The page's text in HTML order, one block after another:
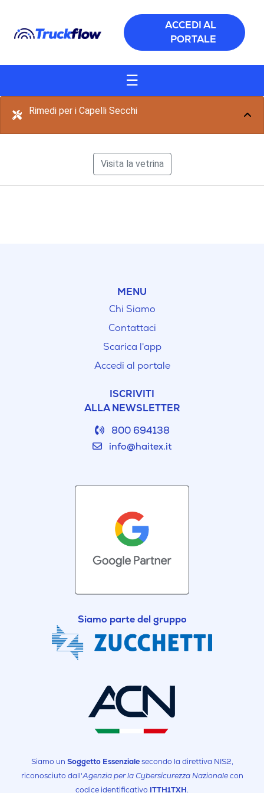
ACCEDI AL
PORTALE
☰
Rimedi per i Capelli Secchi
Visita la vetrina
MENU
Chi Siamo
Contattaci
Scarica l'app
Accedi al portale
ISCRIVITI
ALLA NEWSLETTER
800 694138
info@haitex.it
Siamo parte del gruppo
Siamo un Soggetto Essenzialesecondo la direttiva NIS2,
riconosciuto dall'Agenzia per la Cybersicurezza Nazionalecon
codice identificativo ITTH1TXH.